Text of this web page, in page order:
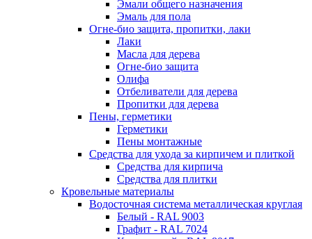
Эмали общего назначения
Эмаль для пола
Огне-био защита, пропитки, лаки
Лаки
Масла для дерева
Огне-био защита
Олифа
Отбеливатели для дерева
Пропитки для дерева
Пены, герметики
Герметики
Пены монтажные
Средства для ухода за кирпичем и плиткой
Средства для кирпича
Средства для плитки
Кровельные материалы
Водосточная система металлическая круглая
Белый - RAL 9003
Графит - RAL 7024